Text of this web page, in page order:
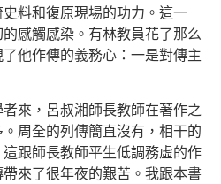
料和復原現場的功力。這一
感觸感染。有林教員花了那么
他作傳的義務心：一是對傳主
來，呂叔湘師長教師在著作之
周全的列傳簡直沒有，相干的
跟師長教師平生低調務虛的作
來了很年夜的艱苦。我跟本書